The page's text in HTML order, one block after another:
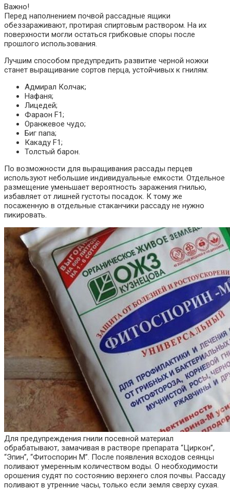
Важно!
Перед наполнением почвой рассадные ящики
обеззараживают, протирая спиртовым раствором. На их
поверхности могли остаться грибковые споры после
прошлого использования.
Лучшим способом предупредить развитие черной ножки
станет выращивание сортов перца, устойчивых к гнилям:
Адмирал Колчак;
Нафаня;
Лицедей;
Фараон F1;
Оранжевое чудо;
Биг папа;
Какаду F1;
Толстый барон.
По возможности для выращивания рассады перцев
используют небольшие индивидуальные емкости. Отдельное
размещение уменьшает вероятность заражения гнилью,
избавляет от лишней густоты посадок. К тому же
посаженную в отдельные стаканчики рассаду не нужно
пикировать.
Для предупреждения гнили посевной материал
обрабатывают, замачивая в растворе препарата “Циркон”,
“Эпин”, “Фитоспорин М”. После появления всходов сеянцы
поливают умеренным количеством воды. О необходимости
орошения судят по состоянию верхнего слоя почвы. Рассаду
поливают в утренние часы, только если земля сверху сухая.